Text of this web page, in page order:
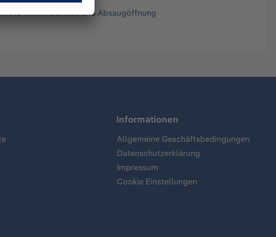
10-mm-Anschluss und Absaugöffnung
Informationen
Allgemeine Geschäftsbedingungen
Datenschutzerklärung
Impressum
Cookie Einstellungen